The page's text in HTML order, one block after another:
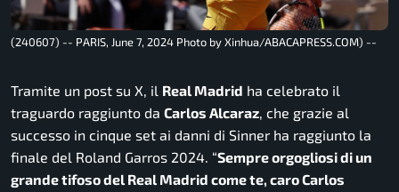
(240607) -- PARIS, June 7, 2024 Photo by Xinhua/ABACAPRESS.COM) --
Tramite un post su X, il Real Madrid ha celebrato il
traguardo raggiunto da Carlos Alcaraz, che grazie al
successo in cinque set ai danni di Sinner ha raggiunto la
finale del Roland Garros 2024. “Sempre orgogliosi di un
grande tifoso del Real Madrid come te, caro Carlos